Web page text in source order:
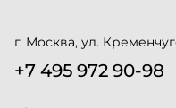
г. Москва, ул.
+7 495 972 90-98